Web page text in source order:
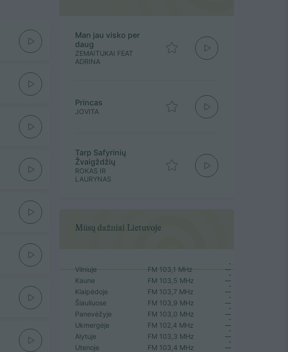
Man jau visko per
daug
ZEMAITUKAI FEAT
ADRINA
Princas
JOVITA
Tarp Safyrinių
Žvaigždžių
ROKAS IR
LAURYNAS
Mūsų dažniai Lietuvoje
Vilniuje
FM 103,1 MHz
Kaune
FM 103,5 MHz
Klaipėdoje
FM 103,7 MHz
Šiauliuose
FM 103,9 MHz
Panevėžyje
FM 103,0 MHz
Ukmergėje
FM 102,4 MHz
Alytuje
FM 103,3 MHz
Utenoje
FM 103,4 MHz